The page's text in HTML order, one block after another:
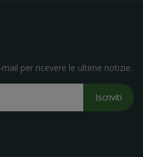
per ricevere le ultime notizie.
Iscriviti